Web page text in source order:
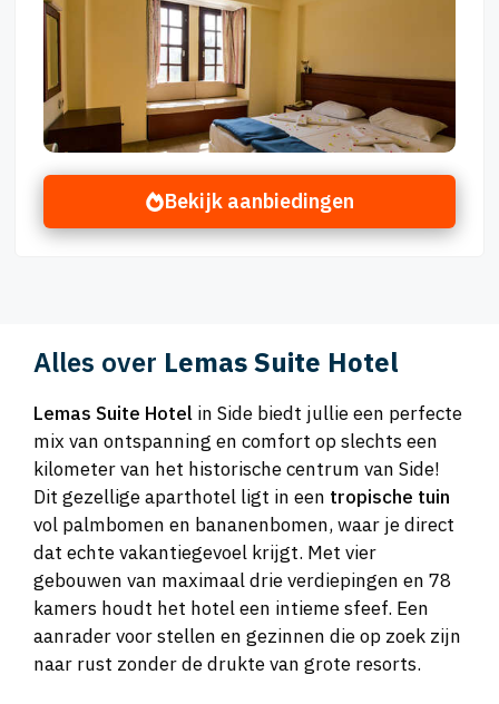
Bekijk aanbiedingen
Alles over Lemas Suite Hotel
Lemas Suite Hotel in Side biedt jullie een perfecte
mix van ontspanning en comfort op slechts een
kilometer van het historische centrum van Side!
Dit gezellige aparthotel ligt in een tropische tuin
vol palmbomen en bananenbomen, waar je direct
dat echte vakantiegevoel krijgt. Met vier
gebouwen van maximaal drie verdiepingen en 78
kamers houdt het hotel een intieme sfeef. Een
aanrader voor stellen en gezinnen die op zoek zijn
naar rust zonder de drukte van grote resorts.